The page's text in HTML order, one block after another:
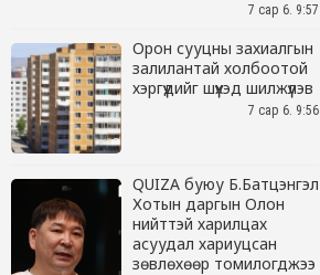
7 сар 6. 9:57
Орон сууцны захиалгын
залилантай холбоотой
хэргүүдийг шүүхэд шилжүүлэв
7 сар 6. 9:56
QUIZA буюу Б.Батцэнгэл
Хотын даргын Олон
нийттэй харилцах
асуудал хариуцсан
зөвлөхөөр томилогджээ